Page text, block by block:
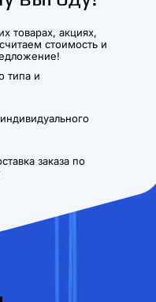
товарах, акциях,
стоимость и
типа и
заказа по